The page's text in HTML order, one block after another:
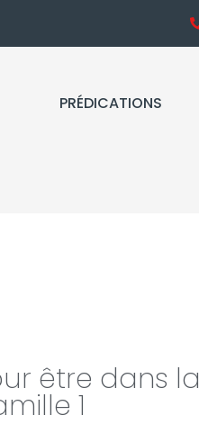
PRÉDICATIONS
être dans la
1